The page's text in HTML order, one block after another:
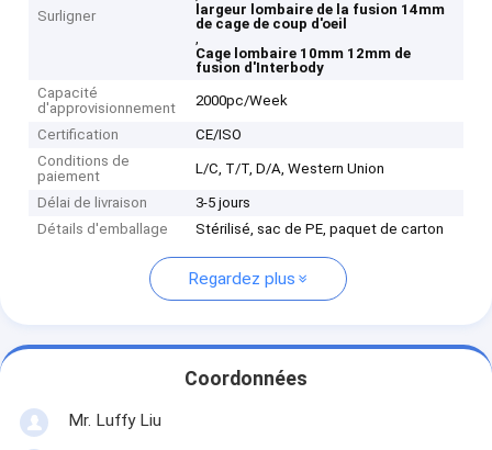
Surligner
largeur lombaire de la fusion 14mm
de cage de coup d'oeil
,
Cage lombaire 10mm 12mm de
fusion d'Interbody
Capacité
d'approvisionnement
2000pc/Week
Certification
CE/ISO
Conditions de
paiement
L/C, T/T, D/A, Western Union
Délai de livraison
3-5 jours
Détails d'emballage
Stérilisé, sac de PE, paquet de carton
Regardez plus
Coordonnées
Mr. Luffy Liu